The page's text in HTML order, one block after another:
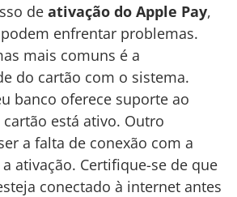
de ativação do Apple Pay,
enfrentar problemas.
mais comuns é a
do cartão com o sistema.
banco oferece suporte ao
cartão está ativo. Outro
a falta de conexão com a
ativação. Certifique-se de que
conectado à internet antes